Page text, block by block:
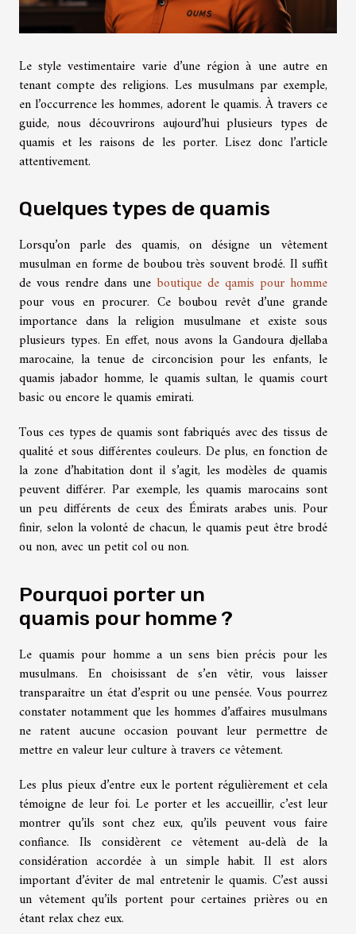
Le style vestimentaire varie d’une région à une autre en
tenant compte des religions. Les musulmans par exemple,
en l’occurrence les hommes, adorent le quamis. À travers ce
guide, nous découvrirons aujourd’hui plusieurs types de
quamis et les raisons de les porter. Lisez donc l’article
attentivement.
Quelques types de quamis
Lorsqu’on parle des quamis, on désigne un vêtement
musulman en forme de boubou très souvent brodé. Il suffit
de vous rendre dans uneboutique de qamis pour homme
pour vous en procurer. Ce boubou revêt d’une grande
importance dans la religion musulmane et existe sous
plusieurs types. En effet, nous avons la Gandoura djellaba
marocaine, la tenue de circoncision pour les enfants, le
quamis jabador homme, le quamis sultan, le quamis court
basic ou encore le quamis emirati.
Tous ces types de quamis sont fabriqués avec des tissus de
qualité et sous différentes couleurs. De plus, en fonction de
la zone d’habitation dont il s’agit, les modèles de quamis
peuvent différer. Par exemple, les quamis marocains sont
un peu différents de ceux des Émirats arabes unis. Pour
finir, selon la volonté de chacun, le quamis peut être brodé
ou non, avec un petit col ou non.
Pourquoi porter un
quamis pour homme ?
Le quamis pour homme a un sens bien précis pour les
musulmans. En choisissant de s’en vêtir, vous laisser
transparaître un état d’esprit ou une pensée. Vous pourrez
constater notamment que les hommes d’affaires musulmans
ne ratent aucune occasion pouvant leur permettre de
mettre en valeur leur culture à travers ce vêtement.
Les plus pieux d’entre eux le portent régulièrement et cela
témoigne de leur foi. Le porter et les accueillir, c’est leur
montrer qu’ils sont chez eux, qu’ils peuvent vous faire
confiance. Ils considèrent ce vêtement au-delà de la
considération accordée à un simple habit. Il est alors
important d’éviter de mal entretenir le quamis. C’est aussi
un vêtement qu’ils portent pour certaines prières ou en
étant relax chez eux.